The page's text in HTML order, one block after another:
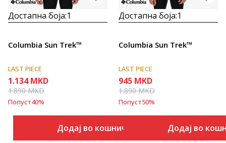
Достапна боја:1
Columbia Sun Trek™
LAST PIECE
1.134 MKD
1.890MKD
Попуст40%
Додај во кошничка
Достапна боја:1
Columbia Sun Trek™
LAST PIECE
945 MKD
1.890MKD
Попуст50%
Додај во